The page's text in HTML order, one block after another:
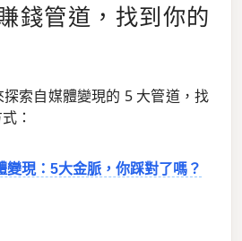
錢管道，找到你的
索自媒體變現的 5 大管道，找
：
變現：5大金脈，你踩對了嗎？